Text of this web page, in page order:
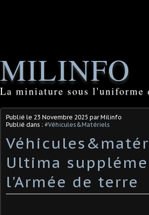
MILINFO
La miniature sous l'uniforme
Publié le 23 Novembre 2025 par Milinfo
Publié dans : #Véhicules&Matériels
Ultima
l'Armée de terre